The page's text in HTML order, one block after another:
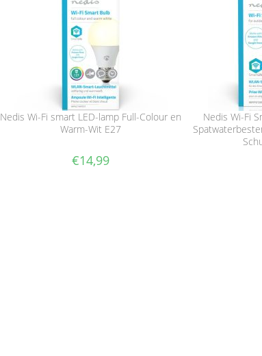
Nedis Wi-Fi smart LED-lamp Full-Colour en
Warm-Wit E27
€14,99
Nedis Wi-Fi